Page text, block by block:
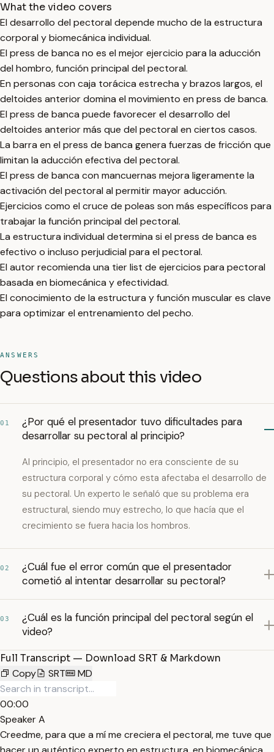
What the video covers
El desarrollo del pectoral depende mucho de la estructura
corporal y biomecánica individual.
El press de banca no es el mejor ejercicio para la aducción
del hombro, función principal del pectoral.
En personas con caja torácica estrecha y brazos largos, el
deltoides anterior domina el movimiento en press de banca.
El press de banca puede favorecer el desarrollo del
deltoides anterior más que del pectoral en ciertos casos.
La barra en el press de banca genera fuerzas de fricción que
limitan la aducción efectiva del pectoral.
El press de banca con mancuernas mejora ligeramente la
activación del pectoral al permitir mayor aducción.
Ejercicios como el cruce de poleas son más específicos para
trabajar la función principal del pectoral.
La estructura individual determina si el press de banca es
efectivo o incluso perjudicial para el pectoral.
El autor recomienda una tier list de ejercicios para pectoral
basada en biomecánica y efectividad.
El conocimiento de la estructura y función muscular es clave
para optimizar el entrenamiento del pecho.
ANSWERS
Questions about this video
01
¿Por qué el presentador tuvo dificultades para
desarrollar su pectoral al principio?
Al principio, el presentador no era consciente de su
estructura corporal y cómo esta afectaba el desarrollo de
su pectoral. Un experto le señaló que su problema era
estructural, siendo muy estrecho, lo que hacía que el
crecimiento se fuera hacia los hombros.
02
¿Cuál fue el error común que el presentador
cometió al intentar desarrollar su pectoral?
03
¿Cuál es la función principal del pectoral según el
video?
Full Transcript — Download SRT & Markdown
Copy
SRT MD
00:00
Speaker A
Creedme, para que a mí me creciera el pectoral, me tuve que